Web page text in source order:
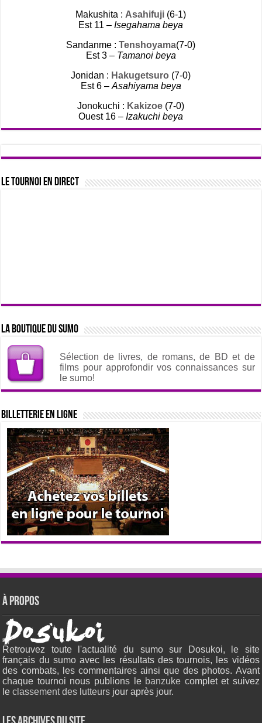
Makushita : Asahifuji (6-1)
Est 11 –Isegahama beya
Sandanme :Tenshoyama(7-0)
Est 3 – Tamanoi beya
Jonidan : Hakugetsuro (7-0)
Est 6 – Asahiyama beya
Jonokuchi : Kakizoe (7-0)
Ouest 16 –Izakuchi beya
Le tournoi en direct
La boutique du sumo
Sélection de livres, de romans, de BD et de
films pour approfondir vos connaissances sur
le sumo!
Billetterie en ligne
À propos
Retrouvez toute l'actualité du sumo sur Dosukoi, le site
français du sumo avec les résultats des tournois, les vidéos
des combats, les commentaires ainsi que des photos. Avant
chaque tournoi nous publions le banzuke complet et suivez
leclassement des lutteurs jour après jour.